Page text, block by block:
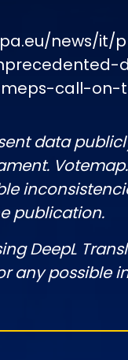
news/it/
call-
data
publication.
DeepL
any possible